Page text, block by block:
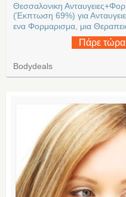
Θεσσαλονικη
(Έκπτωση 69%) για
ενα Φορμαρισμα, μια
Πάρε
Bodydeals